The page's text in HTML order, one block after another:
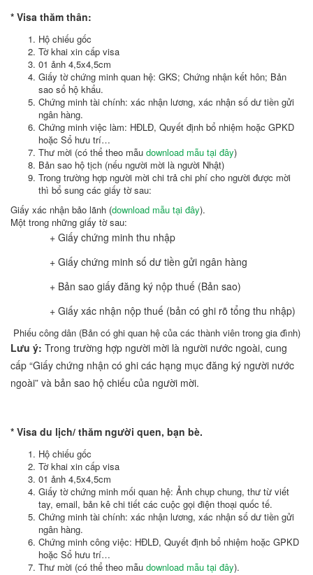
* Visa thăm thân:
Hộ chiếu gốc
Tờ khai xin cấp visa
01 ảnh 4,5x4,5cm
Giấy tờ chứng minh quan hệ: GKS; Chứng nhận kết hôn; Bản
sao sổ hộ khẩu.
Chứng minh tài chính: xác nhận lương, xác nhận số dư tiền gửi
ngân hàng.
Chứng minh việc làm: HĐLĐ, Quyết định bổ nhiệm hoặc GPKD
hoặc Sổ hưu trí…
Thư mời (có thể theo mẫu download mẫu tại đây)
Bản sao hộ tịch (nếu người mời là người Nhật)
Trong trường hợp người mời chi trả chi phí cho người được mời
thì bổ sung các giấy tờ sau:
Giấy xác nhận bảo lãnh (download mẫu tại đây).
Một trong những giấy tờ sau:
+ Giấy chứng minh thu nhập
+ Giấy chứng minh số dư tiền gửi ngân hàng
+ Bản sao giấy đăng ký nộp thuế (Bản sao)
+ Giấy xác nhận nộp thuế (bản có ghi rõ tổng thu nhập)
Phiếu công dân (Bản có ghi quan hệ của các thành viên trong gia đình)
Lưu ý: Trong trường hợp người mời là người nước ngoài, cung
cấp “Giấy chứng nhận có ghi các hạng mục đăng ký người nước
ngoài” và bản sao hộ chiếu của người mời.
* Visa du lịch/ thăm người quen, bạn bè.
Hộ chiếu gốc
Tờ khai xin cấp visa
01 ảnh 4,5x4,5cm
Giấy tờ chứng minh mối quan hệ: Ảnh chụp chung, thư từ viết
tay, email, bản kê chi tiết các cuộc gọi điện thoại quốc tế.
Chứng minh tài chính: xác nhận lương, xác nhận số dư tiền gửi
ngân hàng.
Chứng minh công việc: HĐLĐ, Quyết định bổ nhiệm hoặc GPKD
hoặc Sổ hưu trí…
Thư mời (có thể theo mẫu download mẫu tại đây).